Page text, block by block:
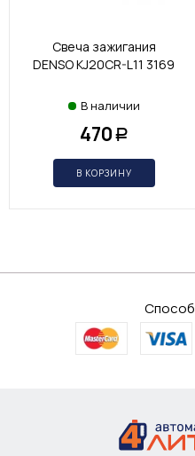
Свеча зажигания
DENSO KJ20CR-L11 3169
В наличии
470 Р
В КОРЗИНУ